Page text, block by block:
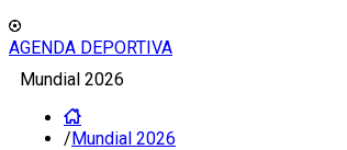
AGENDA DEPORTIVA
Mundial 2026
/Mundial 2026